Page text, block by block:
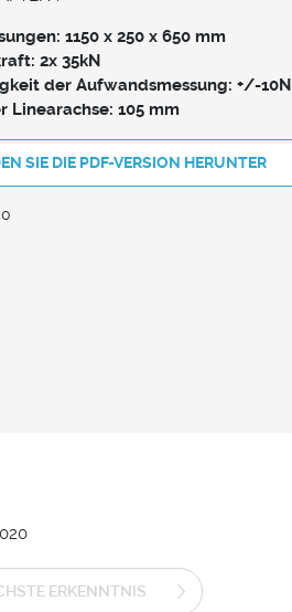
1150 x 250 x 650 mm
2x 35kN
der Aufwandsmessung: +/-10N
Linearachse: 105 mm
SIE DIE PDF-VERSION HERUNTER
ERKENNTNIS